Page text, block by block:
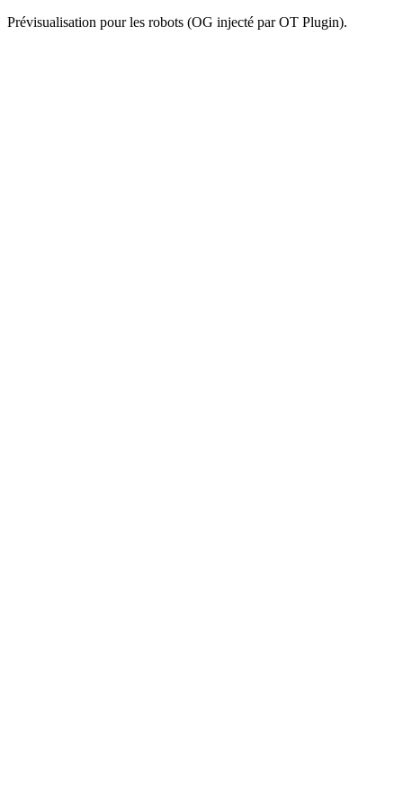
Prévisualisation pour les robots (OG injecté par OT Plugin).